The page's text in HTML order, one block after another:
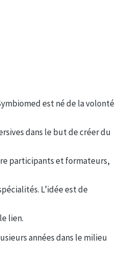
est né de la volonté
dans le but de créer du
participants et formateurs,
L’idée est de
lien.
années dans le milieu